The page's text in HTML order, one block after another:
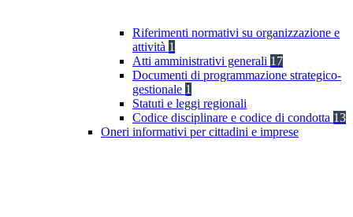
Riferimenti normativi su organizzazione e
attività 1
Atti amministrativi generali 17
Documenti di programmazione strategico-
gestionale 1
Statuti e leggi regionali
Codice disciplinare e codice di condotta 13
Oneri informativi per cittadini e imprese